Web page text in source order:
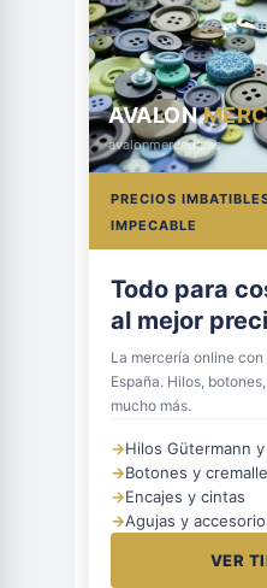
AVALON
avalonmerceria.es
PRECIOS
IMPECABLE
Hilos,
y cremalleras
La mercería online
España. Hilos,
mucho más.
→Hilos Gütermann y
→Botones y
→Encajes y cintas
→Agujas y
VER